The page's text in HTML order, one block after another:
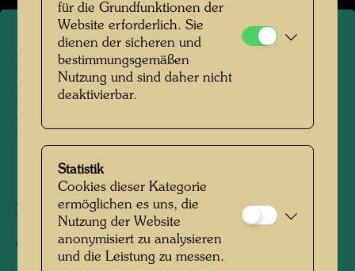
Hundertwassers Schiff
REGENTAG in der Bay of
Islands
Fotograf:Unbekannt Unknown
Copyright:Hundertwasser Archiv
für die Grundfunktionen der
Website erforderlich. Sie
dienen der sicheren und
bestimmungsgemäßen
Nutzung und sind daher nicht
deaktivierbar.
Statistik
Cookies dieser Kategorie
ermöglichen es uns, die
Nutzung der Website
anonymisiert zu analysieren
und die Leistung zu messen.